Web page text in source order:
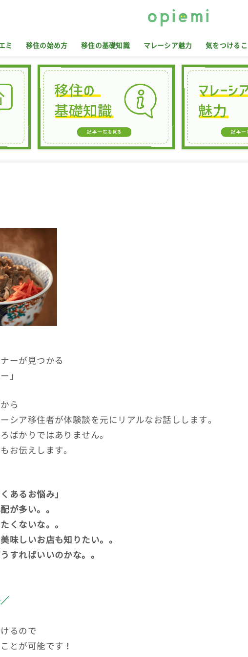
ミ 移住の始め方 移住の基礎知識 マレーシア魅力 気をつける
ーが見つかる
」
ら
シア移住者が体験談を元にリアルなお話しします。
ばかりではありません。
お伝えします。
あるお悩み」
が多い。。
くないな。。
味しいお店も知りたい。。
すればいいのかな。。
るので
とが可能です！